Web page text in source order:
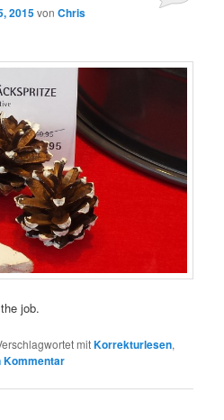
2015vonChris
job.
mitKorrekturlesen,
Kommentar